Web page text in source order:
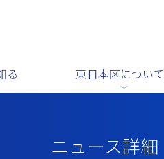
る 東日本区について
ニュース詳細